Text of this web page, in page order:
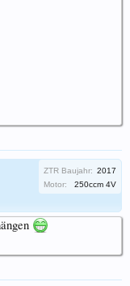
ZTR Baujahr: 2017
Motor:
250ccm 4V